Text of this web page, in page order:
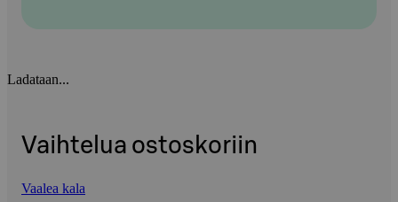
Ladataan...
Vaihtelua ostoskoriin
Vaalea kala